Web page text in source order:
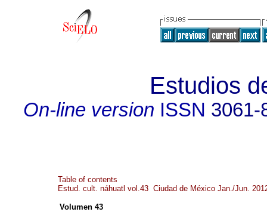
Estudios
On-line version ISSN 3061-
Table of contents
Estud. cult. náhuatl vol.43 Ciudad de México Jan./Jun.
Volumen 43